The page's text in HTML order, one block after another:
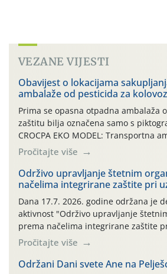
VEZANE VIJESTI
Obavijest o lokacijama
ambalaže od pesticida za
Prima se opasna otpadna ambalaža
zaštitu bilja označena samo s
CROCPA EKO MODEL: Transportna
ambalaža drugih proizvoda koji nisu
bilja (npr. ambalaža od mineralnih
prihvaća. Korisnicima je osiguran
prazne ambalaže isključivo ovih tvrtki:
AGRONOM, ALBAUGH TKI* (PINUS […]
Pročitajte više
Održivo upravljanje štetnim
načelima integrirane zaštite pri
Dana 17.7. 2026. godine održana je
aktivnost "Održivo upravljanje
prema načelima integrirane zaštite
na pokusnom polju "Poredje", kraj
parcela ID 2445031) (središnji dio
Pročitajte više
Održani Dani svete Ane na